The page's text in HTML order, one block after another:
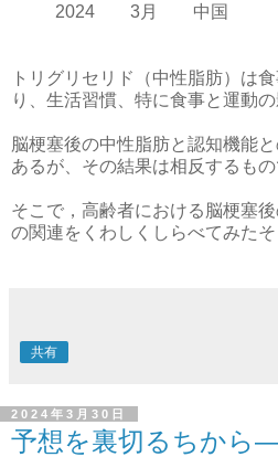
2024 3月 中国
トリグリセリド（中性脂肪）は
り、生活習慣、特に食事と運動の
脳梗塞後の中性脂肪と認知機能
あるが、その結果は相反するもの
そこで，高齢者における脳梗塞
の関連をくわしくしらべてみたそ
共有
2024年3月30日
予想を裏切るちから